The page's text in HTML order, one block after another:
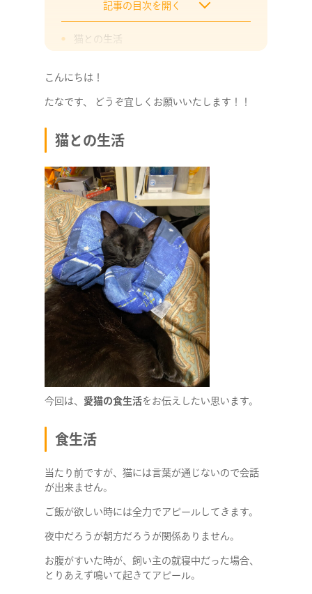
記事の目次を開く
猫との生活
対策として実施したこと（全て失敗）
食生活をどうするのか
こんにちは！
たなです、 どうぞ宜しくお願いいたします！！
猫との生活
今回は、 愛猫の食生活をお伝えしたい思います。
食生活
当たり前ですが、猫には言葉が通じないので会話
が出来ません。
ご飯が欲しい時には全力でアピールしてきます。
夜中だろうが朝方だろうが関係ありません。
お腹がすいた時が、飼い主の就寝中だった場合、
とりあえず鳴いて起きてアピール。